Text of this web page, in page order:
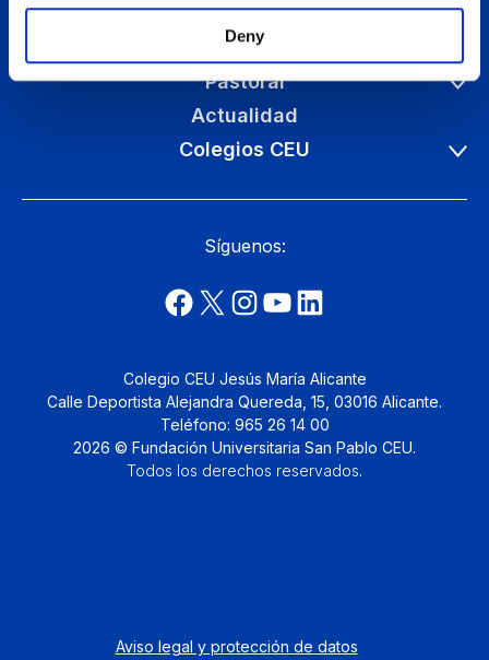
Deny
Programas Vida Escolar
Talento
Pastoral
Actualidad
Colegios CEU
Síguenos:
Colegio CEU Jesús María Alicante
Calle Deportista Alejandra Quereda, 15, 03016 Alicante.
Teléfono: 965 26 14 00
2026 © Fundación Universitaria San Pablo CEU.
Todos los derechos reservados.
Aviso legal y protección de datos